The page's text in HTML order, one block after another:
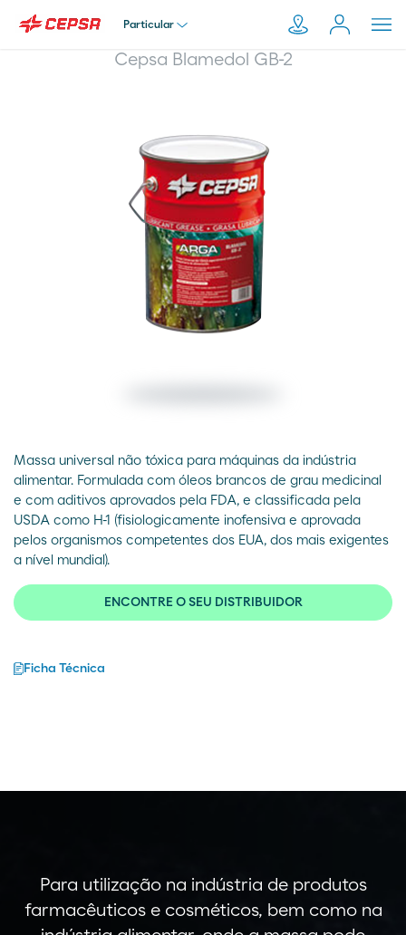
Particular
Transportador
Cepsa Blamedol GB-2
Massa universal não tóxica para máquinas da indústria
alimentar. Formulada com óleos brancos de grau medicinal
e com aditivos aprovados pela FDA, e classificada pela
USDA como H-1 (fisiologicamente inofensiva e aprovada
pelos organismos competentes dos EUA, dos mais exigentes
a nível mundial).
ENCONTRE O SEU DISTRIBUIDOR
Ficha Técnica
Para utilização na indústria de produtos
farmacêuticos e cosméticos, bem como na